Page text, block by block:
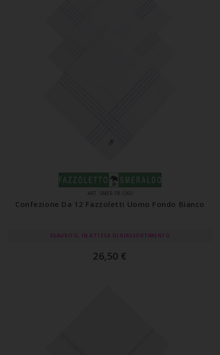
ART. SMER FB 1360
Confezione Da 12 Fazzoletti Uomo Fondo Bianco
ESAURITO, IN ATTESA DI RIASSORTIMENTO
26,50 €